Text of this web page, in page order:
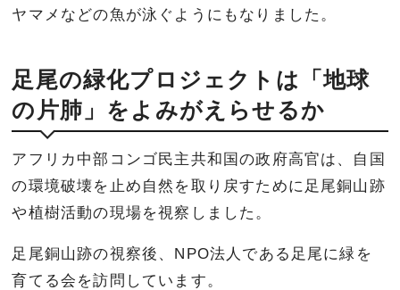
ヤマメなどの魚が泳ぐようにもなりました。
足尾の緑化プロジェクトは「地球
の片肺」をよみがえらせるか
アフリカ中部コンゴ民主共和国の政府高官は、自国
の環境破壊を止め自然を取り戻すために足尾銅山跡
や植樹活動の現場を視察しました。
足尾銅山跡の視察後、NPO法人である足尾に緑を
育てる会を訪問しています。